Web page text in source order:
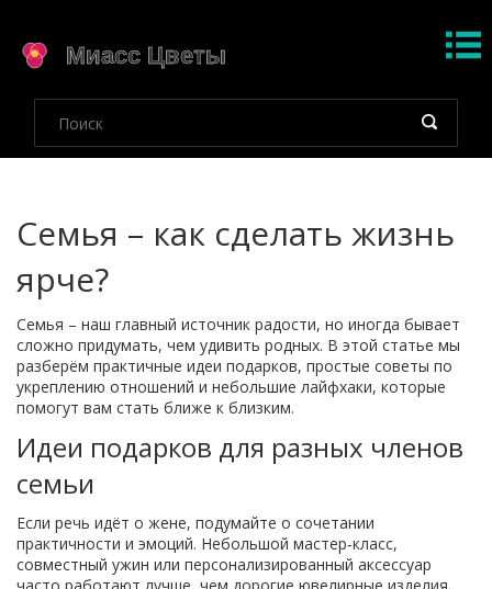
Семья – как сделать жизнь
ярче?
Семья – наш главный источник радости, но иногда бывает
сложно придумать, чем удивить родных. В этой статье мы
разберём практичные идеи подарков, простые советы по
укреплению отношений и небольшие лайфхаки, которые
помогут вам стать ближе к близким.
Идеи подарков для разных членов
семьи
Если речь идёт о жене, подумайте о сочетании
практичности и эмоций. Небольшой мастер‑класс,
совместный ужин или персонализированный аксессуар